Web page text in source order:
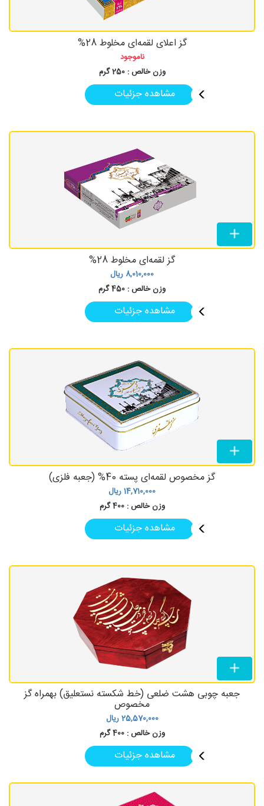
گز اعلای لقمه‌ای مخلوط 28%
ناموجود
وزن خالص : 250 گرم
مشاهده جزئیات
گز لقمه‌ای مخلوط 28%
8,010,000 ریال
وزن خالص : 450 گرم
مشاهده جزئیات
گز مخصوص لقمه‌ای پسته 40% (جعبه فلزی)
14,710,000ریال
وزن خالص : 400 گرم
مشاهده جزئیات
جعبه چوبی هشت ضلعی (خط شکسته نستعلیق) بهمراه گز
مخصوص
25,570,000ریال
وزن خالص : 400 گرم
مشاهده جزئیات